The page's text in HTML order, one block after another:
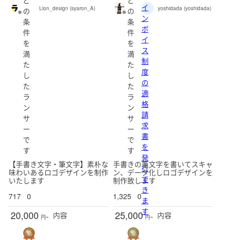
の
条
件
を
満
た
し
た
ラ
ン
サ
ー
で
す
Lion_design (syaron_A)
【手書き文字・筆文字】素朴な
味わいあるロゴデザインを制作
いたします
717
0
20,000 円~ 内容
の
条
件
を
満
た
し
た
ラ
ン
サ
ー
で
す
イ
ン
ボ
イ
ス
制
度
の
適
格
請
求
書
を
発
行
で
き
ま
す
yoshidada (yoshidada)
手書きの筆文字を書いてスキャ
ン、データ化しロゴデザインを
制作致します
1,325
0
25,000 円~ 内容